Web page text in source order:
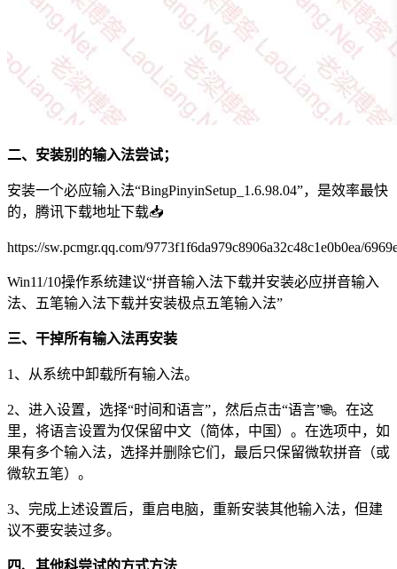
二、安装别的输入法尝试；
安装一个必应输入法“BingPinyinSetup_1.6.98.04”，是效率最快
的，腾讯下载地址下载📥
https://sw.pcmgr.qq.com/9773f1f6da979c8906a32c48c1e0b0ea/
Win11/10操作系统建议“拼音输入法下载并安装必应拼音输入
法、五笔输入法下载并安装极点五笔输入法”
三、干掉所有输入法再安装
1、从系统中卸载所有输入法。
2、进入设置，选择“时间和语言”，然后点击“语言”🌐。在这
里，将语言设置为仅保留中文（简体，中国）。在选项中，如
果有多个输入法，选择并删除它们，最后只保留微软拼音（或
微软五笔）。
3、完成上述设置后，重启电脑，重新安装其他输入法，但建
议不要安装过多。
四、其他科尝试的方式方法